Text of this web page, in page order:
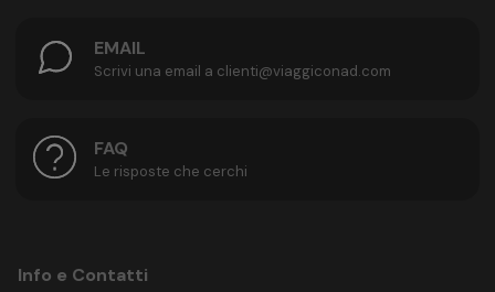
EMAIL
Scrivi una email a clienti@viaggiconad.com
FAQ
Le risposte che cerchi
Info e Contatti